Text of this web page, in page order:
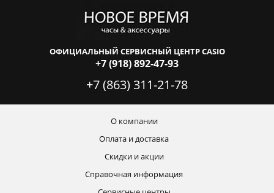
ОФИЦИАЛЬНЫЙ СЕРВИСНЫЙ ЦЕНТР CASIO
+7 (918) 892-47-93
+7 (863) 311-21-78
О компании
Оплата и доставка
Скидки и акции
Справочная информация